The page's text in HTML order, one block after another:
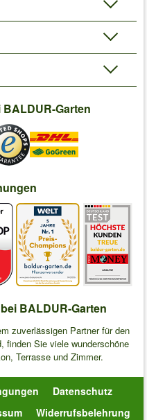
Garten
BALDUR-Garten
zuverlässigen Partner für den
finden Sie viele wunderschöne
Terrasse und Zimmer.
Datenschutz
Widerrufsbelehrung